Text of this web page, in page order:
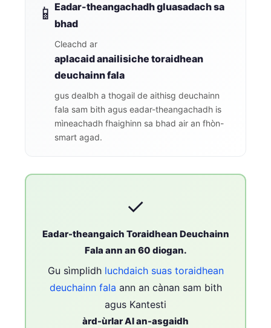
📱 Eadar-theangachadh gluasadach sa
bhad
Cleachd ar
aplacaid anailisiche toraidhean
deuchainn fala
gus dealbh a thogail de aithisg deuchainn
fala sam bith agus eadar-theangachadh is
mìneachadh fhaighinn sa bhad air an fhòn-
smart agad.
✓
Eadar-theangaich Toraidhean Deuchainn
Fala ann an 60 diogan.
Gu sìmplidh luchdaich suas toraidhean
deuchainn fala ann an cànan sam bith
agus Kantesti
àrd-ùrlar AI an-asgaidh